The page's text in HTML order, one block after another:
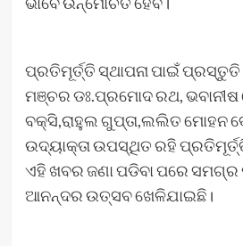
ପ୍ରତିମୂର୍ତ୍ତି ସ୍ଥାପନା ପାଇଁ
ମଞ୍ଚର ଡଃ.ପ୍ରମୋଦ ରଥ,
ବକ୍ସି,ରାହୁଲ ଗୁପ୍ତା,ଲଲିତ ମୋହନ
ଉଦ୍ୟାକ୍ତା ଉପସ୍ଥିତ ରହି
ଏହି ଖବର ଜଣା ପଡିବା ପରେ
ଆନନ୍ଦର ଉତ୍ସବ ଖେଳିଯାଇଛି।